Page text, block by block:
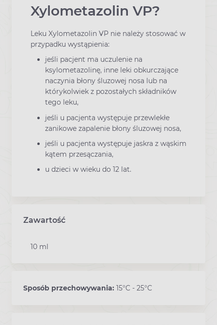
Xylometazolin VP?
Leku Xylometazolin VP nie należy stosować w
przypadku wystąpienia:
jeśli pacjent ma uczulenie na
ksylometazolinę, inne leki obkurczające
naczynia błony śluzowej nosa lub na
którykolwiek z pozostałych składników
tego leku,
jeśli u pacjenta występuje przewlekłe
zanikowe zapalenie błony śluzowej nosa,
jeśli u pacjenta występuje jaskra z wąskim
kątem przesączania,
u dzieci w wieku do 12 lat.
Zawartość
10 ml
Sposób przechowywania: 15°C - 25°C